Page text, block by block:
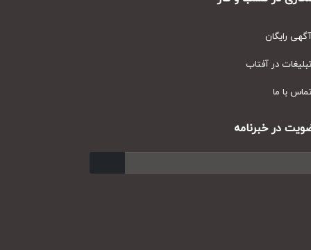
رایگان
در آفتاب
با ما
در خبرنامه